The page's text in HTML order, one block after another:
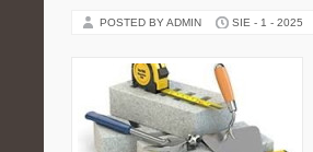
POSTED BY ADMIN SIE - 1 - 2025